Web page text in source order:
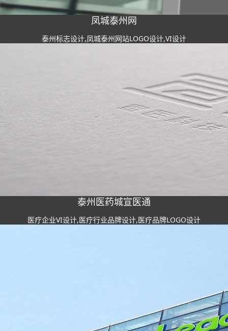
凤城泰州网
泰州标志设计,凤城泰州网站LOGO设计,VI设计
泰州医药城宣医通
医疗企业VI设计,医疗行业品牌设计,医疗品牌LOGO设计